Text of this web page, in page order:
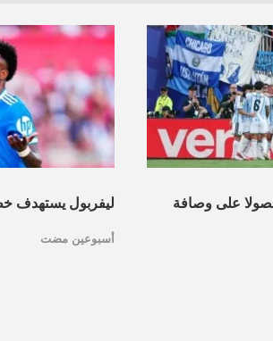
حصولا على وصافة ليفربول يستهدف
أسبوعين مضت